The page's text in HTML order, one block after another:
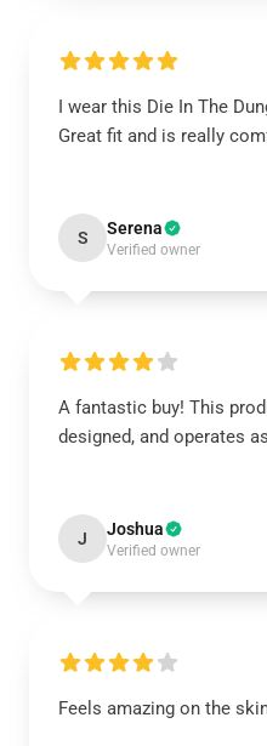
I wear this Die In The
Great fit and is really
S Serena
Verified owner
A fantastic buy! This
designed, and operates
J Joshua
Verified owner
Feels amazing on the